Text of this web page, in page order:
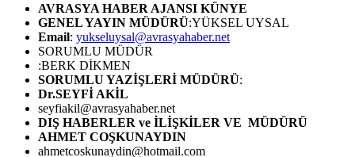
AVRASYA HABER AJANSI KÜNYE
GENEL YAYIN MÜDÜRÜ:YÜKSEL UYSAL
Email: yukseluysal@avrasyahaber.net
SORUMLU MÜDÜR
:BERK DİKMEN
SORUMLU YAZİŞLERİ MÜDÜRÜ:
Dr.SEYFİ AKİL
seyfiakil@avrasyahaber.net
DIŞ HABERLER ve İLİŞKİLER VE MÜDÜRÜ
AHMET COŞKUNAYDIN
ahmetcoskunaydin@hotmail.com